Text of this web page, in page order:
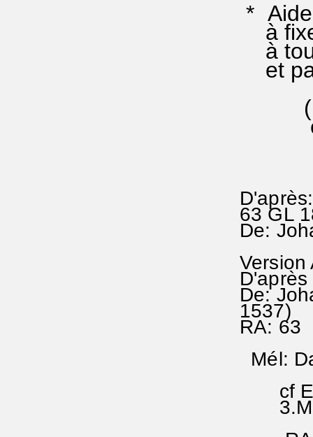
*
à
à
et
et
63 GL
De:
Version
De:
1537)
RA: 63
Mél:
cf
3.Mai